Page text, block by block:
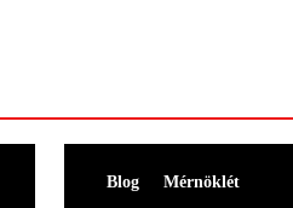
Blog Mérnöklét